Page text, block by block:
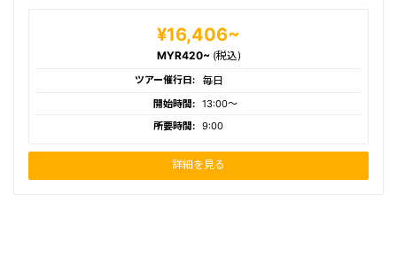
¥16,406~
MYR420~ (税込)
ツアー催行日: 毎日
開始時間: 13:00〜
所要時間: 9:00
詳細を見る